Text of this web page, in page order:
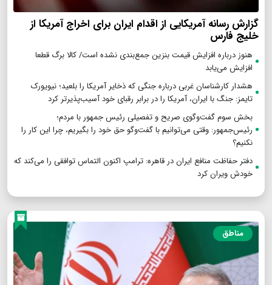
گزارش رسانه آمریکایی از اقدام ایران برای اخراج آمریکا از
خلیج فارس
هنوز درباره افزایش قیمت بنزین جمع‌بندی نشده است/ کالا برگ قطعا
افزایش می‌یابد
هشدار کارشناسان غربی درباره جنگی که ذخایر آمریکا را بلعید؛ نیویورک
تایمز: جنگ با ایران، آمریکا را در برابر رقبای خود آسیب‌پذیرتر کرد
بخش سوم گفت‌وگوی صریح و تفصیلی رئیس جمهور با مردم؛
رئیس‌جمهور: وقتی می‌توانیم با گفت‌وگو حق خود را بگیریم، چرا این کار را
نکنیم؟
دفتر حفاظت منافع ایران در قاهره: ترامپ اکنون التماس توافقی را می‌کند که
خودش ویران کرد
مناطق